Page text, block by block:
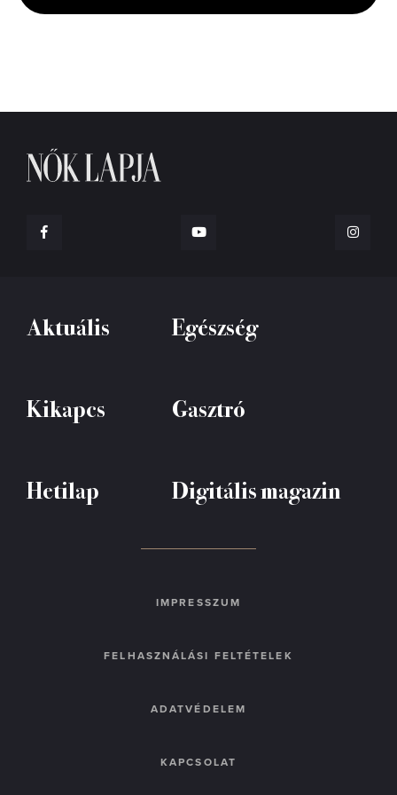
seconds
Aktuális Egészség
Kikapcs Gasztró
Hetilap Digitális magazin
IMPRESSZUM
FELHASZNÁLÁSI FELTÉTELEK
ADATVÉDELEM
KAPCSOLAT